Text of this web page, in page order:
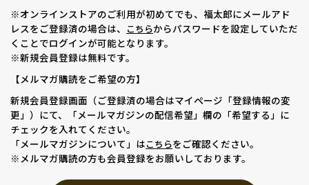
※オンラインストアのご利用が初めてでも、福太郎にメールアド
レスをご登録済の場合は、 こちらからパスワードを設定していただ
くことでログインが可能となります。
※新規会員登録は無料です。
【メルマガ購読をご希望の方】
新規会員登録画面（ご登録済の場合はマイページ「登録情報の変
更」）にて、「メールマガジンの配信希望」欄の「希望する」に
チェックを入れてください。
「メールマガジンについて」はこちらをご確認ください。
※メルマガ購読の方も会員登録をお願いしております。